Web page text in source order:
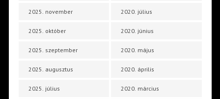
2025. november
2025. október
2025. szeptember
2025. augusztus
2025. július
2020. július
2020. június
2020. május
2020. április
2020. március